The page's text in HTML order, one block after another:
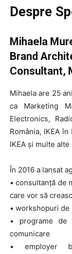
Despre
Mihaela
Brand
Consultant,
Mihaela are 25
ca Marketing
Electronics,
România, IKEA
IKEA și multe
În 2016 a lansat
• consultanță de
care vor să
• workshopuri de
• programe de
comunicare
• employer